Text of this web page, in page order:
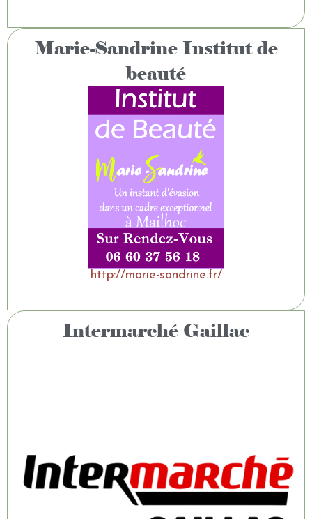
Marie-Sandrine Institut de
beauté
http://marie-sandrine.fr/
Intermarché Gaillac